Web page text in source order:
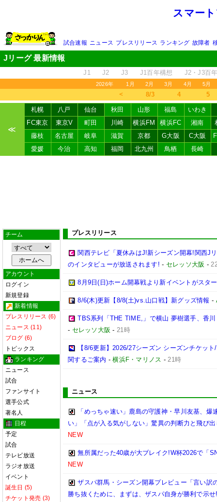
スマー
試合速報 ニュース プレスリリース ランキング 故障者
Jリーグ 最新情報
J1 J2 J3 J1百年構想 J2・J3百
2026年 1月 2月 3月 4月 5月
＜ 8/3 4 5
≪
札幌 八戸 仙台 秋田 山形 福島
いわき
FC東京
東京V 町田 川崎 横浜FM 横浜FC 湘南
藤枝
名古屋 岐阜 滋賀 京都 G大阪 C大阪
愛媛
今治 高知 福岡 北九州 鳥栖 長崎
チーム
アカウント
ログイン
新規登録
新着情報
プレスリリース (6)
ニュース (11)
ブログ (6)
トピックス
ランキング
ニュース
試合
ファンサイト
選手公式
著名人
日程
予定
試合
テレビ放送
ラジオ放送
イベント
誕生日 (5)
チケット発売 (3)
プレスリリース
関西テレビ「夏休みはJ!新シーズン開幕!関西J
のインタビューが放送されます! - セレッソ大阪 -
8月9日(日)ホーム開幕戦より新イベントがスタ
8/6(木)更新【8/8(土)vs.山口戦】新グッズ情報 -
TBS系列「THE TIME,」で横山 夢樹選手、香
- セレッソ大阪 - 21時
【8/6更新】2026/27シーズン シーズンチケッ
関するご案内 -横浜F・マリノス -21時
ニュース
「めっちゃ速い」鹿島の守護神・早川友基、
い」「点が入る気がしない」驚異の判断力と飛び
NEW
無所属だった40歳が大ブレイク!W杯2026で「
NEW
ザスパ群馬・シーズン開幕プレビュー「言い訳
勝ち抜くために、まずは、ザスパ自身が勝利で示せ